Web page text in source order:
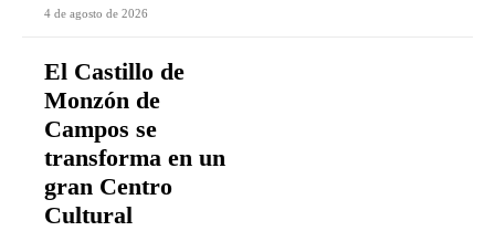
4 de agosto de 2026
El Castillo de
Monzón de
Campos se
transforma en un
gran Centro
Cultural